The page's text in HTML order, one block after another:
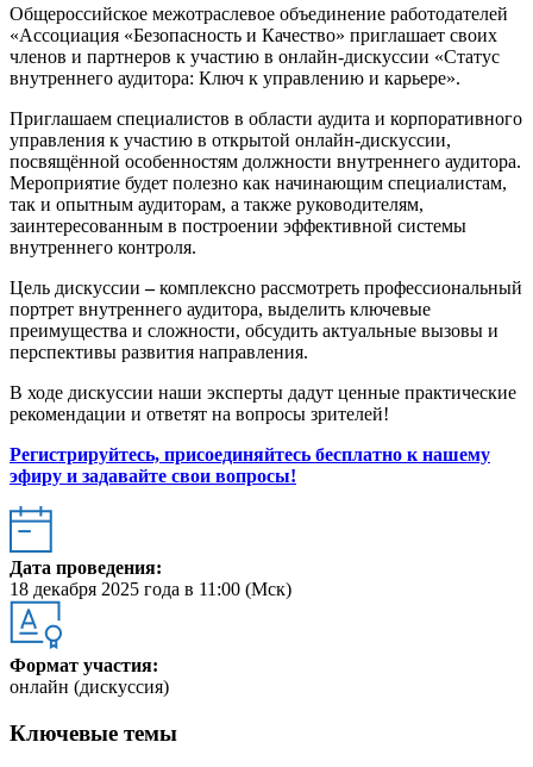
Общероссийское межотраслевое объединение работодателей
«Ассоциация «Безопасность и Качество» приглашает своих
членов и партнеров к участию в онлайн-дискуссии «Статус
внутреннего аудитора: Ключ к управлению и карьере».
Приглашаем специалистов в области аудита и корпоративного
управления к участию в открытой онлайн-дискуссии,
посвящённой особенностям должности внутреннего аудитора.
Мероприятие будет полезно как начинающим специалистам,
так и опытным аудиторам, а также руководителям,
заинтересованным в построении эффективной системы
внутреннего контроля.
Цель дискуссии–комплексно рассмотреть профессиональный
портрет внутреннего аудитора, выделить ключевые
преимущества и сложности, обсудить актуальные вызовы и
перспективы развития направления.
В ходе дискуссии наши эксперты дадут ценные практические
рекомендации и ответят на вопросы зрителей!
Регистрируйтесь, присоединяйтесь бесплатно к нашему
эфиру и задавайте свои вопросы!
Дата проведения:
18 декабря 2025 года в 11:00 (Мск)
Формат участия:
онлайн (дискуссия)
Ключевые темы